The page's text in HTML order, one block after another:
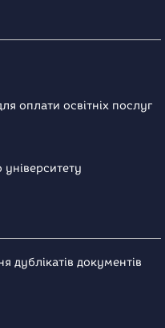
оплати освітніх послуг
дублікатів документів